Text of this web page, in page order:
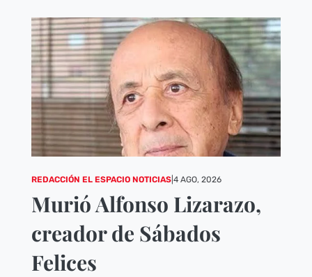
REDACCIÓN EL ESPACIO NOTICIAS| 4 AGO, 2026
Murió Alfonso Lizarazo,
creador de Sábados
Felices